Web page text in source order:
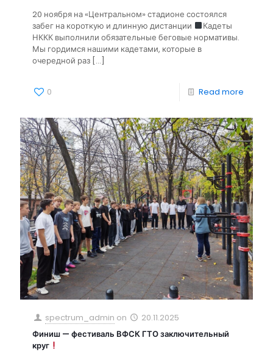
20 ноября на «Центральном» стадионе состоялся
забег на короткую и длинную дистанции
Кадеты
НККК выполнили обязательные беговые нормативы.
Мы гордимся нашими кадетами, которые в
очередной раз […]
0 Read more
spectrum_admin on
20.11.2025
Финиш — фестиваль ВФСК ГТО заключительный
круг